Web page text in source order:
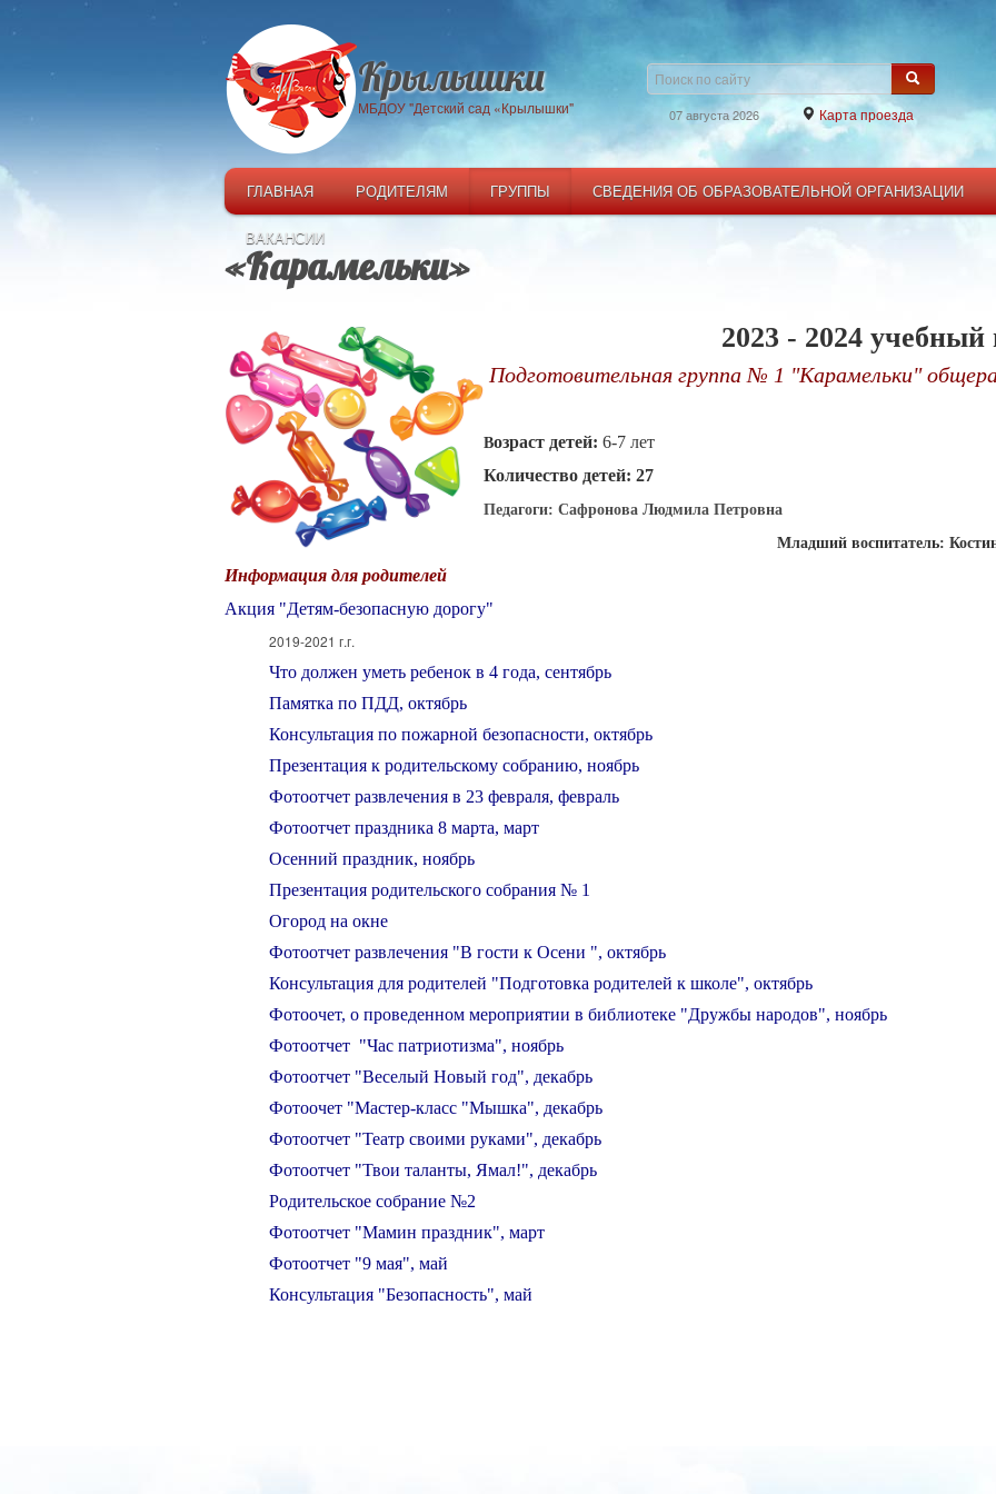
Крылышки
МБДОУ "Детский сад «Крылышки" 07 августа 2026 Карта проезда
ГЛАВНАЯ РОДИТЕЛЯМ ГРУППЫ СВЕДЕНИЯ ОБ ОБРАЗОВАТЕЛЬНОЙ ОРГАНИЗАЦИИ
ВАКАНСИИ
«Карамельки»
2023 - 2024 учебный
Подготовительная группа № 1 "Карамельки"
Возраст детей: 6-7 лет
Количество детей: 27
Педагоги: Сафронова Людмила Петровна
Младший воспитатель:
Информация для родителей
Акция "Детям-безопасную дорогу"
2019-2021 г.г.
Что должен уметь ребенок в 4 года, сентябрь
Памятка по ПДД, октябрь
Консультация по пожарной безопасности, октябрь
Презентация к родительскому собранию, ноябрь
Фотоотчет развлечения в 23 февраля, февраль
Фотоотчет праздника 8 марта, март
Осенний праздник, ноябрь
Презентация родительского собрания № 1
Огород на окне
Фотоотчет развлечения "В гости к Осени ", октябрь
Консультация для родителей "Подготовка родителей к школе", октябрь
Фотоочет, о проведенном мероприятии в библиотеке "Дружбы народов", ноябрь
Фотоотчет "Час патриотизма", ноябрь
Фотоотчет "Веселый Новый год", декабрь
Фотоочет "Мастер-класс "Мышка", декабрь
Фотоотчет "Театр своими руками", декабрь
Фотоотчет "Твои таланты, Ямал!", декабрь
Родительское собрание №2
Фотоотчет "Мамин праздник", март
Фотоотчет "9 мая", май
Консультация "Безопасность", май